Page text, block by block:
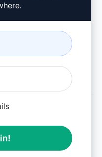
trademarks are the
owners.
names are registered